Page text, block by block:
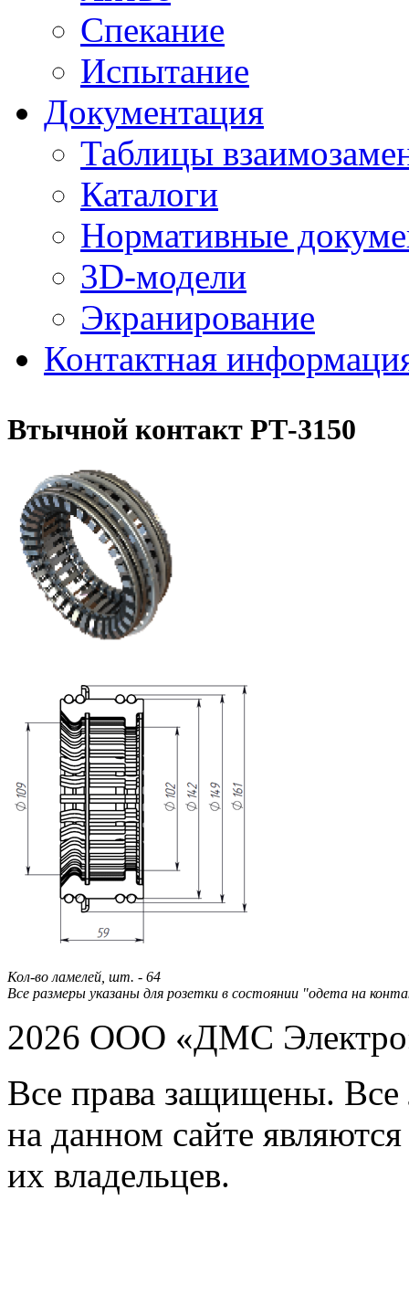
Спекание
Испытание
Документация
Таблицы
Каталоги
Нормативные
3D-модели
Экранирование
Контактная
Втычной контакт РТ-3150
Кол-во ламелей, шт. - 64
Все размеры указаны для розетки в состоянии "одета на
2026 ООО «ДМС
Все права защищены. Все
на данном сайте
их владельцев.